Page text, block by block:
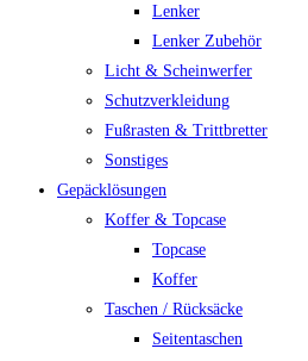
Lenker
Lenker Zubehör
Licht & Scheinwerfer
Schutzverkleidung
Fußrasten & Trittbretter
Sonstiges
Gepäcklösungen
Koffer & Topcase
Topcase
Koffer
Taschen / Rücksäcke
Seitentaschen